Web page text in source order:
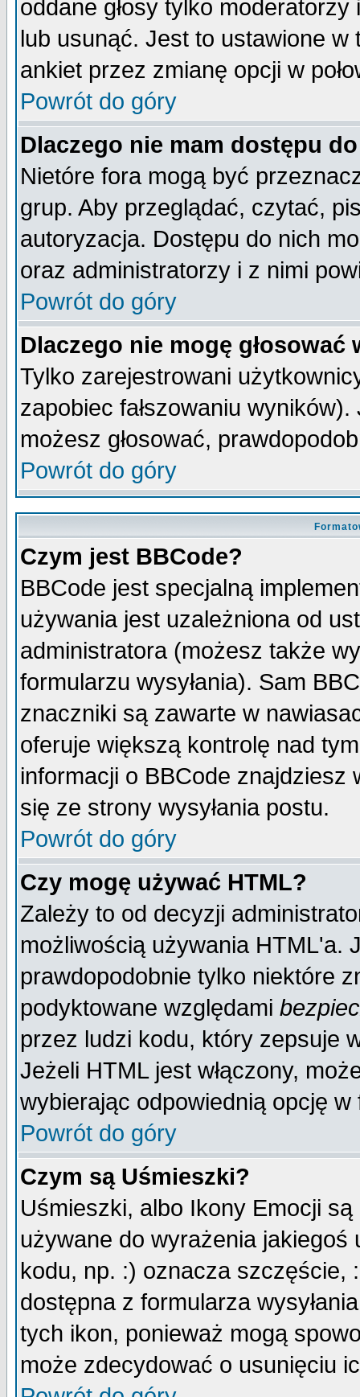
oddane głosy tylko
lub usunąć. Jest to ustawione w
ankiet przez zmianę opcji w
Powrót do góry
Dlaczego nie mam dostępu
Nietóre fora mogą być
grup. Aby przeglądać, czytać,
autoryzacja. Dostępu do nich
oraz administratorzy i z nimi
Powrót do góry
Dlaczego nie mogę głosować
Tylko zarejestrowani
zapobiec fałszowaniu
możesz głosować,
Powrót do góry
Czym jest BBCode?
BBCode jest specjalną
używania jest uzależniona od
administratora (możesz także
formularzu wysyłania). Sam
znaczniki są zawarte w
oferuje większą kontrolę nad
informacji o BBCode
się ze strony wysyłania postu.
Powrót do góry
Czy mogę używać HTML?
Zależy to od decyzji
możliwością używania HTML'a.
prawdopodobnie tylko niektóre
podyktowane względami
przez ludzi kodu, który zepsuje
Jeżeli HTML jest włączony,
wybierając odpowiednią opcję w
Powrót do góry
Czym są Uśmieszki?
Uśmieszki, albo Ikony Emocji
używane do wyrażenia
kodu, np. :) oznacza szczęście,
dostępna z formularza
tych ikon, ponieważ mogą
może zdecydować o usunięciu